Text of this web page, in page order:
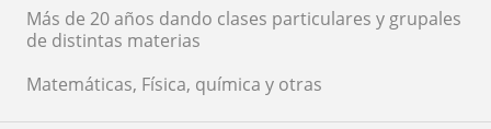
Más de 20 años dando clases particulares y grupales
de distintas materias
Matemáticas, Física, química y otras